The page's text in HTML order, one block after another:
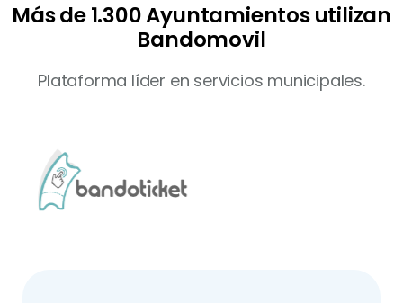
Más de 1.300 Ayuntamientos utilizan
Bandomovil
Plataforma líder en servicios municipales.